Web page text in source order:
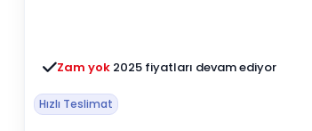
Zam yok 2025 fiyatları devam ediyor
Hızlı Teslimat